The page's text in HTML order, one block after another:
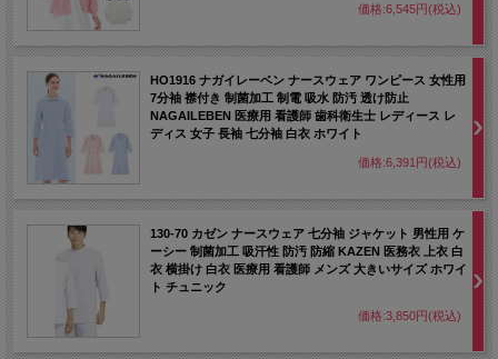
価格:6,545円(税込)
HO1916 ナガイレーベン ナースウェア ワンピース 女性用
7分袖 襟付き 制菌加工 制電 吸水 防汚 透け防止
NAGAILEBEN 医療用 看護師 歯科衛生士 レディース レ
ディス 女子 長袖 七分袖 白衣 ホワイト
価格:6,391円(税込)
130-70 カゼン ナースウェア 七分袖 ジャケット 男性用 ケ
ーシー 制菌加工 吸汗性 防汚 防縮 KAZEN 医務衣 上衣 白
衣 横掛け 白衣 医療用 看護師 メンズ 大きいサイズ ホワイ
ト チュニック
価格:3,850円(税込)